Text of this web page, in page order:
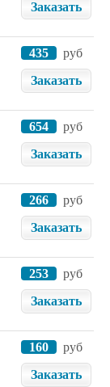
Заказать
435
руб
Заказать
654
руб
Заказать
266
руб
Заказать
253
руб
Заказать
160
руб
Заказать